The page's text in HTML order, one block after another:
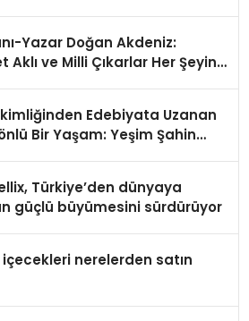
Yazar Doğan Akdeniz:
Aklı ve Milli Çıkarlar Her Şeyin
Edebiyata Uzanan
Bir Yaşam: Yeşim Şahin
Türkiye’den dünyaya
güçlü büyümesini sürdürüyor
içecekleri nerelerden satın